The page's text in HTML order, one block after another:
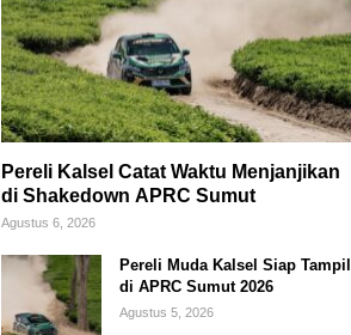
Pereli Kalsel Catat Waktu Menjanjikan
di Shakedown APRC Sumut
Agustus 6, 2026
Pereli Muda Kalsel Siap Tampil
di APRC Sumut 2026
Agustus 5, 2026